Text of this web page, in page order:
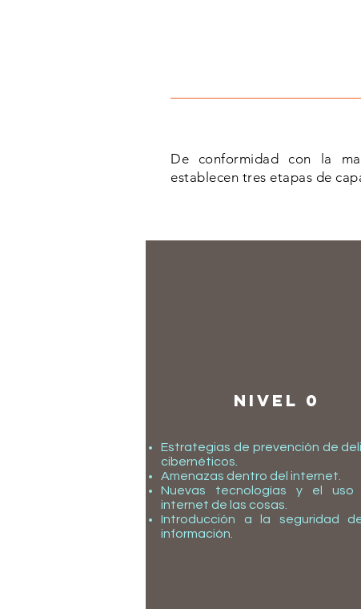
De conformidad con la
establecen tres etapas de
nivel 0
Estrategias de prevención de
cibernéticos.
Amenazas dentro del internet.
Nuevas tecnologías y el uso
internet de las cosas.
Introducción a la seguridad
información.